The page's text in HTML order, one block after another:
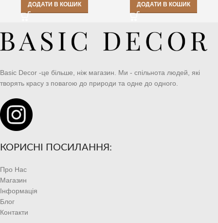
ДОДАТИ В КОШИК ДОДАТИ В КОШИК
Basic Decor -це більше, ніж магазин. Ми - спільнота людей, які
творять красу з повагою до природи та одне до одного.
КОРИСНІ ПОСИЛАННЯ:
Про Нас
Магазин
Інформація
Блог
Контакти